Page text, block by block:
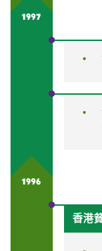
1997
1996
香港